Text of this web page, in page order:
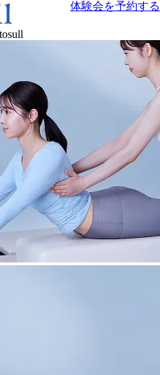
体験会を予約する